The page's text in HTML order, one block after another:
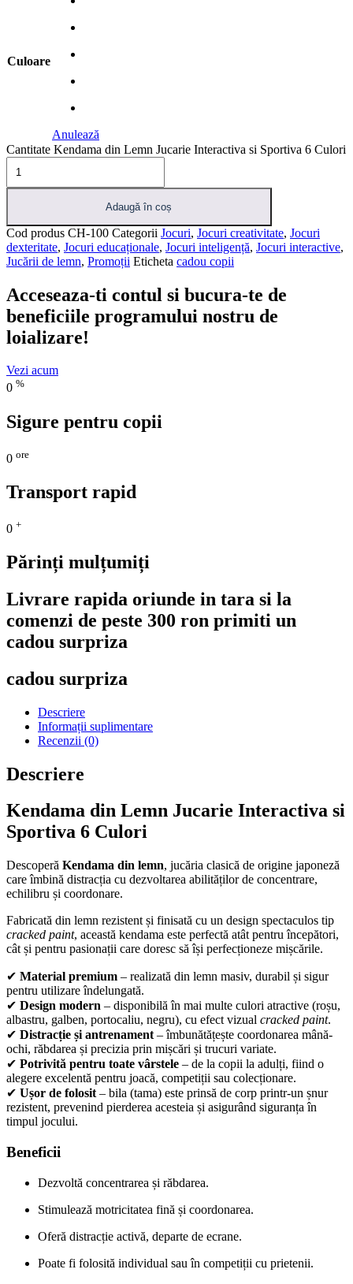
Culoare
Anulează
Cantitate Kendama din Lemn Jucarie Interactiva si Sportiva 6 Culori
Adaugă în coș
Cod produs CH-100 Categorii Jocuri, Jocuri creativitate, Jocuri
dexteritate, Jocuri educaționale, Jocuri inteligență, Jocuri interactive,
Jucării de lemn, Promoții Eticheta cadou copii
Acceseaza-ti contul si bucura-te de
beneficiile programului nostru de
loializare!
Vezi acum
0 %
Sigure pentru copii
0 ore
Transport rapid
0 +
Părinți mulțumiți
Livrare rapida oriunde in tara si la
comenzi de peste 300 ron primiti un
cadou surpriza
cadou surpriza
Descriere
Informații suplimentare
Recenzii (0)
Descriere
Kendama din Lemn Jucarie Interactiva si
Sportiva 6 Culori
Descoperă Kendama din lemn, jucăria clasică de origine japoneză
care îmbină distracția cu dezvoltarea abilităților de concentrare,
echilibru și coordonare.
Fabricată din lemn rezistent și finisată cu un design spectaculos tip
cracked paint, această kendama este perfectă atât pentru începători,
cât și pentru pasionații care doresc să își perfecționeze mișcările.
✔ Material premium – realizată din lemn masiv, durabil și sigur
pentru utilizare îndelungată.
✔ Design modern – disponibilă în mai multe culori atractive (roșu,
albastru, galben, portocaliu, negru), cu efect vizual cracked paint.
✔ Distracție și antrenament – îmbunătățește coordonarea mână-
ochi, răbdarea și precizia prin mișcări și trucuri variate.
✔ Potrivită pentru toate vârstele – de la copii la adulți, fiind o
alegere excelentă pentru joacă, competiții sau colecționare.
✔ Ușor de folosit – bila (tama) este prinsă de corp printr-un șnur
rezistent, prevenind pierderea acesteia și asigurând siguranța în
timpul jocului.
Beneficii
Dezvoltă concentrarea și răbdarea.
Stimulează motricitatea fină și coordonarea.
Oferă distracție activă, departe de ecrane.
Poate fi folosită individual sau în competiții cu prietenii.